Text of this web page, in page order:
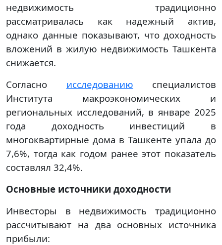
недвижимость традиционно
рассматривалась как надежный актив,
однако данные показывают, что доходность
вложений в жилую недвижимость Ташкента
снижается.
Согласно исследованию специалистов
Института макроэкономических и
региональных исследований, в январе 2025
года доходность инвестиций в
многоквартирные дома в Ташкенте упала до
7,6%, тогда как годом ранее этот показатель
составлял 32,4%.
Основные источники доходности
Инвесторы в недвижимость традиционно
рассчитывают на два основных источника
прибыли: